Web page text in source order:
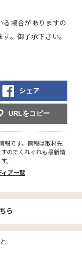
る場合がありますの
。御了承下さい。
シェア
URLをコピー
報です。情報は取材先
のでくれぐれも最新情
。
ィア一覧
ら